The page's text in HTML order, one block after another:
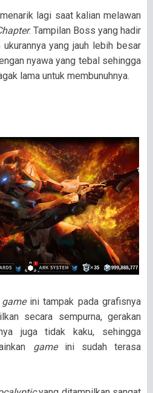
lagi saat kalian melawan
. Tampilan Boss yang hadir
yang jauh lebih besar
nyawa yang tebal sehingga
lama untuk membunuhnya.
game ini tampak pada grafisnya
secara sempurna, gerakan
juga tidak kaku, sehingga
game ini sudah terasa